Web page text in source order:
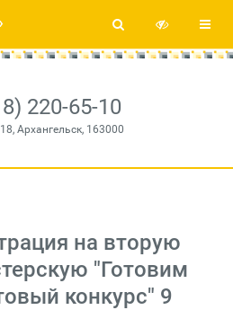
220-65-10
Архангельск, 163000
на вторую
"Готовим
конкурс" 9